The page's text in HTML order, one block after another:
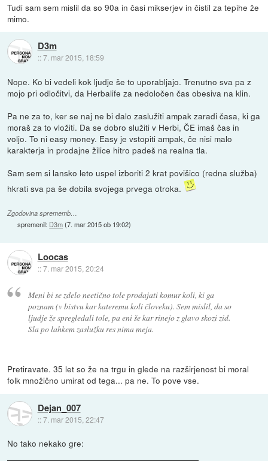
Tudi sam sem mislil da so 90a in časi mikserjev in čistil za tepihe že
mimo.
D3m
::7. mar 2015, 18:59
Nope. Ko bi vedeli kok ljudje še to uporabljajo. Trenutno sva pa z
mojo pri odločitvi, da Herbalife za nedoločen čas obesiva na klin.
Pa ne za to, ker se naj ne bi dalo zaslužiti ampak zaradi časa, ki ga
moraš za to vložiti. Da se dobro služiti v Herbi, ČE imaš čas in
voljo. To ni easy money. Easy je vstopiti ampak, če nisi malo
karakterja in prodajne žilice hitro padeš na realna tla.
Sam sem si lansko leto uspel izboriti 2 krat povišico (redna služba)
hkrati sva pa še dobila svojega prvega otroka.
Zgodovina sprememb…
spremenil: D3m(7. mar 2015 ob 19:02)
Loocas
::7. mar 2015, 20:24
Meni bi se zdelo neetično tole prodajati komur koli, ki ga
poznam (v bistvu kar kateremu koli človeku). Sem mislil, da so
ljudje že spregledali tole, pa eni še kar rinejo z glavo skozi zid.
Sla po lahkem zaslužku res nima meja.
Pretiravate. 35 let so že na trgu in glede na razširjenost bi moral
folk množično umirat od tega... pa ne. To pove vse.
Dejan_007
::7. mar 2015, 22:47
No tako nekako gre: